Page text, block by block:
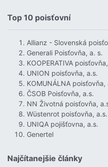
Top 10 poisťovní
Allianz - Slovenská
Generali Poisťovňa, a. s.
KOOPERATIVA
UNION poisťovňa, a.s.
KOMUNÁLNA poisťovňa,
ČSOB Poisťovňa, a.s.
NN Životná poisťovňa,
Wüstenrot poisťovňa, a.s.
UNIQA pojišťovna, a.s.
Genertel
Najčítanejšie články